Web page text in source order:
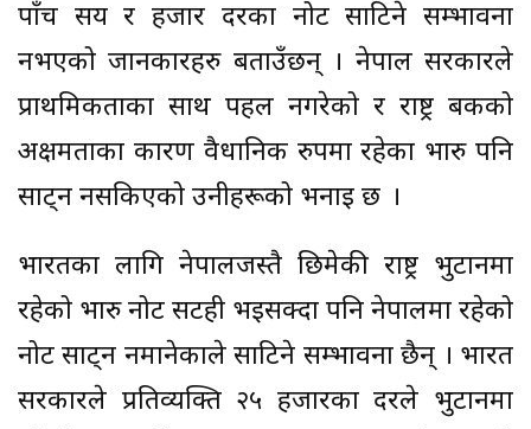
पाँच सय र हजार दरका नोट साटिने सम्भावना
नभएको जानकारहरु बताउँछन् । नेपाल सरकारले
प्राथमिकताका साथ पहल नगरेको र राष्ट्र बैंकको
अक्षमताका कारण वैधानिक रुपमा रहेका भारु पनि
साट्न नसकिएको उनीहरूको भनाइ छ ।
भारतका लागि नेपालजस्तै छिमेकी राष्ट्र भुटानमा
रहेको भारु नोट सटही भइसक्दा पनि नेपालमा रहेको
नोट साट्न नमानेकाले साटिने सम्भावना छैन् । भारत
सरकारले प्रतिव्यक्ति २५ हजारका दरले भुटानमा